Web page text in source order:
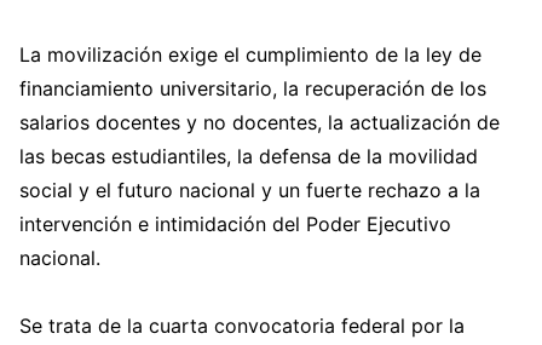
La movilización exige el cumplimiento de la ley de
financiamiento universitario, la recuperación de los
salarios docentes y no docentes, la actualización de
las becas estudiantiles, la defensa de la movilidad
social y el futuro nacional y un fuerte rechazo a la
intervención e intimidación del Poder Ejecutivo
nacional.
Se trata de la cuarta convocatoria federal por la